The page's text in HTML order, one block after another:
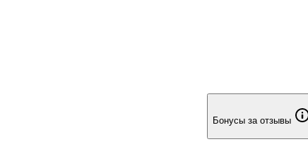
Бонусы за отзывы